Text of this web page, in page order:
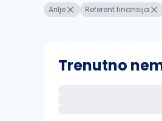
Arilje Referent finansija
Trenutno